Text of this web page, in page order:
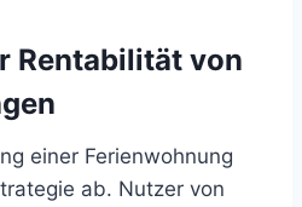
Rentabilität von
einer Ferienwohnung
ab. Nutzer von